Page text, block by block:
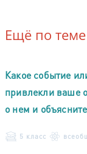
Ещё по теме
Какое событие
привлекли ваше
о нем и
5 класс